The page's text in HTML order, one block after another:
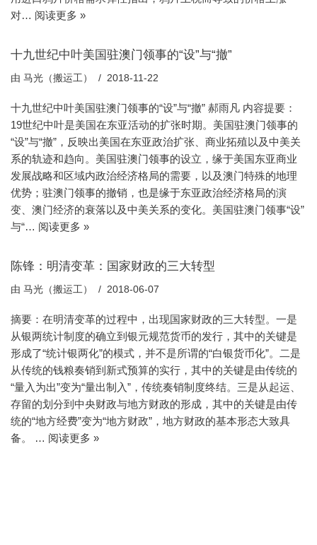
对… 阅读更多 »
十九世纪中叶美国驻澳门领事的“设”与“撤”
由 马光（搬运工） 2018-11-22
十九世纪中叶美国驻澳门领事的“设”与“撤” 郝雨凡 内容提要：
19世纪中叶是美国在东亚活动的扩张时期。美国驻澳门领事的
“设”与“撤”，反映出美国在东亚政治扩张、商业拓殖以及中美关
系的轨迹和趋向。美国驻澳门领事的设立，缘于美国东亚商业
发展战略和区域内政治经济格局的需要，以及澳门特殊的地理
优势；驻澳门领事的撤销，也是缘于东亚政治经济格局的演
变、澳门经济的衰落以及中美关系的变化。美国驻澳门领事“设”
与“… 阅读更多 »
陈锋：明清变革：国家财政的三大转型
由 马光（搬运工） 2018-06-07
摘要：在明清变革的过程中，出现国家财政的三大转型。一是
从银两统计制度的确立到银元规范货币的发行，其中的关键是
形成了“统计银两化”的模式，并不是所谓的“白银货币化”。二是
从传统的钱粮奏销到新式预算的实行，其中的关键是由传统的
“量入为出”变为“量出制入”，传统奏销制度终结。三是从起运、
存留的划分到中央财政与地方财政的形成，其中的关键是由传
统的“地方经费”变为“地方财政”，地方财政的基本形态大致具
备。 … 阅读更多 »